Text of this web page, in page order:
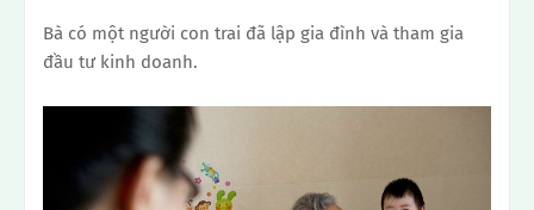
Bà có một người con trai đã lập gia đình và tham gia
đầu tư kinh doanh.